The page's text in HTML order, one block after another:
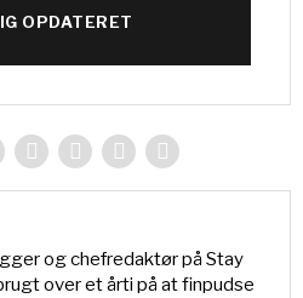
OPDATERET
og chefredaktør på Stay
over et årti på at finpudse